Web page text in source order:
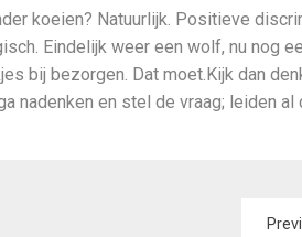
koeien? Natuurlijk. Positieve
Eindelijk weer een wolf, nu nog
bij bezorgen. Dat moet.Kijk dan
nadenken en stel de vraag; leiden al